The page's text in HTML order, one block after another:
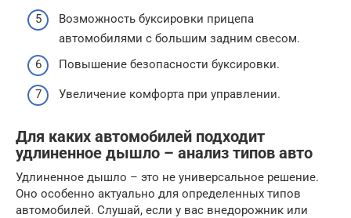
Возможность буксировки прицепа
автомобилями с большим задним свесом.
Повышение безопасности буксировки.
Увеличение комфорта при управлении.
Для каких автомобилей подходит
удлиненное дышло – анализ типов авто
Удлиненное дышло – это не универсальное решение.
Оно особенно актуально для определенных типов
автомобилей. Слушай, если у вас внедорожник или